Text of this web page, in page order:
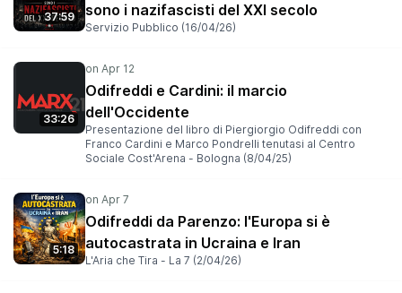
37:59
sono i nazifascisti del XXI secolo
Servizio Pubblico (16/04/26)
33:26
Odifreddi e Cardini: il marcio
dell'Occidente
Presentazione del libro di Piergiorgio Odifreddi con
Franco Cardini e Marco Pondrelli tenutasi al Centro
Sociale Cost'Arena - Bologna (8/04/25)
5:18
Odifreddi da Parenzo: l'Europa si è
autocastrata in Ucraina e Iran
L'Aria che Tira - La 7 (2/04/26)